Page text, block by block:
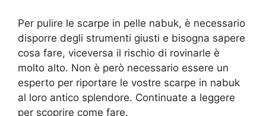
Per pulire le scarpe in pelle nabuk, è necessario
disporre degli strumenti giusti e bisogna sapere
cosa fare, viceversa il rischio di rovinarle è
molto alto. Non è però necessario essere un
esperto per riportare le vostre scarpe in nabuk
al loro antico splendore. Continuate a leggere
per scoprire come fare.